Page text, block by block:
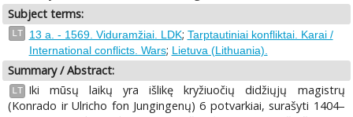
Subject terms:
LT 13 a. - 1569. Viduramžiai. LDK; Tarptautiniai konfliktai. Karai /
International conflicts. Wars; Lietuva (Lithuania).
Summary / Abstract:
LT
Iki mūsų laikų yra išlikę kryžiuočių didžiųjų magistrų
(Konrado ir Ulricho fon Jungingenų) 6 potvarkiai, surašyti 1404–